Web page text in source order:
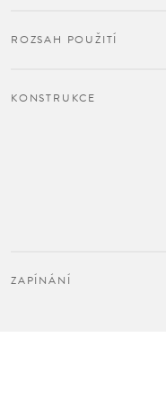
ROZSAH POUŽITÍ
KONSTRUKCE
ZAPÍNÁNÍ